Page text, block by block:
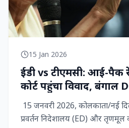
15 Jan 2026
ईडी vs टीएमसी: आई-पैक
कोर्ट पहुंचा विवाद, बंगाल
मांग, कलकत्ता हाईकोर्ट में
15 जनवरी 2026, कोलकाता/नई
प्रवर्तन निदेशालय (ED) और तृणमूल